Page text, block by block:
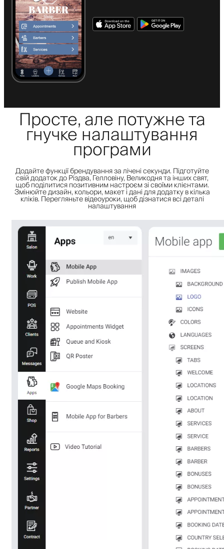
Просте, але потужне та
гнучке налаштування
програми
Додайте функції брендування за лічені секунди. Підготуйте
свій додаток до Різдва, Гелловіну, Великодня та інших свят,
щоб поділитися позитивним настроєм зі своїми клієнтами.
Змінюйте дизайн, кольори, макет і дані для додатку в кілька
кліків. Перегляньте відеоуроки, щоб дізнатися всі деталі
налаштування